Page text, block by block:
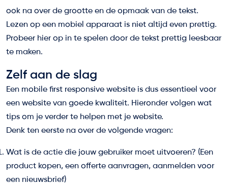
ook na over de grootte en de opmaak van de tekst.
Lezen op een mobiel apparaat is niet altijd even prettig.
Probeer hier op in te spelen door de tekst prettig leesbaar
te maken.
Zelf aan de slag
Een mobile first responsive website is dus essentieel voor
een website van goede kwaliteit. Hieronder volgen wat
tips om je verder te helpen met je website.
Denk ten eerste na over de volgende vragen:
Wat is de actie die jouw gebruiker moet uitvoeren? (Een
product kopen, een offerte aanvragen, aanmelden voor
een nieuwsbrief)